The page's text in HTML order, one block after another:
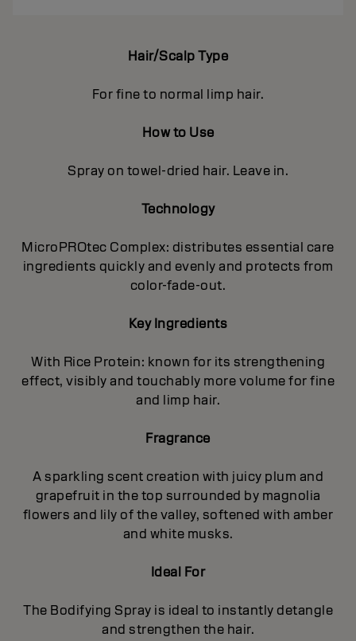
Hair/Scalp Type
For fine to normal limp hair.
How to Use
Spray on towel-dried hair. Leave in.
Technology
MicroPROtec Complex: distributes essential care
ingredients quickly and evenly and protects from
color-fade-out.
Key Ingredients
With Rice Protein: known for its strengthening
effect, visibly and touchably more volume for fine
and limp hair.
Fragrance
A sparkling scent creation with juicy plum and
grapefruit in the top surrounded by magnolia
flowers and lily of the valley, softened with amber
and white musks.
Ideal For
The Bodifying Spray is ideal to instantly detangle
and strengthen the hair.